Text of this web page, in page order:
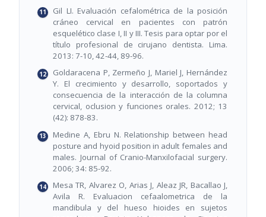
Gil LI. Evaluación cefalométrica de la posición
cráneo cervical en pacientes con patrón
esquelético clase I, II y III. Tesis para optar por el
título profesional de cirujano dentista. Lima.
2013: 7-10, 42-44, 89-96.
Goldaracena P, Zermeño J, Mariel J, Hernández
Y. El crecimiento y desarrollo, soportados y
consecuencia de la interacción de la columna
cervical, oclusion y funciones orales. 2012; 13
(42): 878-83.
Medine A, Ebru N. Relationship between head
posture and hyoid position in adult females and
males. Journal of Cranio-Manxilofacial surgery.
2006; 34: 85-92.
Mesa TR, Alvarez O, Arias J, Aleaz JR, Bacallao J,
Avila R. Evaluacion cefaalometrica de la
mandibula y del hueso hioides en sujetos